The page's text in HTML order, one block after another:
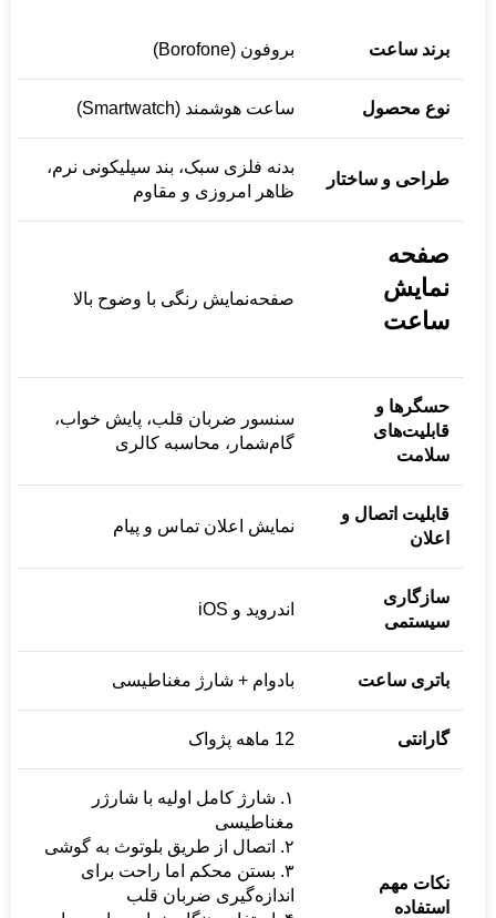
برند ساعت بروفون (Borofone)
نوع محصول ساعت هوشمند (Smartwatch)
طراحی و ساختار
بدنه فلزی سبک، بند سیلیکونی نرم،
ظاهر امروزی و مقاوم
صفحه
نمایش
ساعت
صفحه‌نمایش رنگی با وضوح بالا
حسگرها و
قابلیت‌های
سلامت
سنسور ضربان قلب، پایش خواب،
گام‌شمار، محاسبه کالری
قابلیت اتصال و
اعلان
نمایش اعلان تماس و پیام
سازگاری
سیستمی
اندروید و iOS
باتری ساعت بادوام + شارژ مغناطیسی
گارانتی 12 ماهه پژواک
نکات مهم
استفاده
۱. شارژ کامل اولیه با شارژر
مغناطیسی
۲. اتصال از طریق بلوتوث به گوشی
۳. بستن محکم اما راحت برای
اندازه‌گیری ضربان قلب